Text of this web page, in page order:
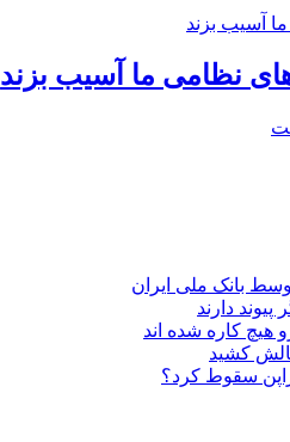
نظامی ما آسیب بزند
دارند
کاره شده اند
کشید
ژاپن سقوط کرد؟